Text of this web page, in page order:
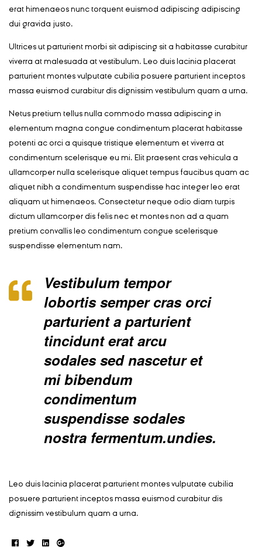
erat himenaeos nunc torquent euismod adipiscing adipiscing
dui gravida justo.
Ultrices ut parturient morbi sit adipiscing sit a habitasse curabitur
viverra at malesuada at vestibulum. Leo duis lacinia placerat
parturient montes vulputate cubilia posuere parturient inceptos
massa euismod curabitur dis dignissim vestibulum quam a urna.
Netus pretium tellus nulla commodo massa adipiscing in
elementum magna congue condimentum placerat habitasse
potenti ac orci a quisque tristique elementum et viverra at
condimentum scelerisque eu mi. Elit praesent cras vehicula a
ullamcorper nulla scelerisque aliquet tempus faucibus quam ac
aliquet nibh a condimentum suspendisse hac integer leo erat
aliquam ut himenaeos. Consectetur neque odio diam turpis
dictum ullamcorper dis felis nec et montes non ad a quam
pretium convallis leo condimentum congue scelerisque
suspendisse elementum nam.
Vestibulum tempor
lobortis semper cras orci
parturient a parturient
tincidunt erat arcu
sodales sed nascetur et
mi bibendum
condimentum
suspendisse sodales
nostra fermentum.undies.
Leo duis lacinia placerat parturient montes vulputate cubilia
posuere parturient inceptos massa euismod curabitur dis
dignissim vestibulum quam a urna.
Facebook
TwitterLinkedin
Google+